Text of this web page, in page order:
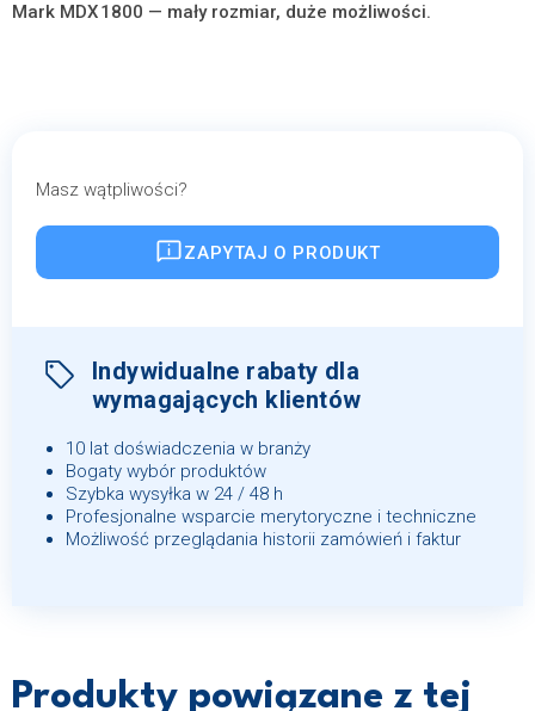
Mark MDX 1800 — mały rozmiar, duże możliwości.
Masz wątpliwości?
ZAPYTAJ O PRODUKT
Indywidualne rabaty dla
wymagających klientów
10 lat doświadczenia w branży
Bogaty wybór produktów
Szybka wysyłka w 24 / 48 h
Profesjonalne wsparcie merytoryczne i techniczne
Możliwość przeglądania historii zamówień i faktur
Produkty powiązane z tej